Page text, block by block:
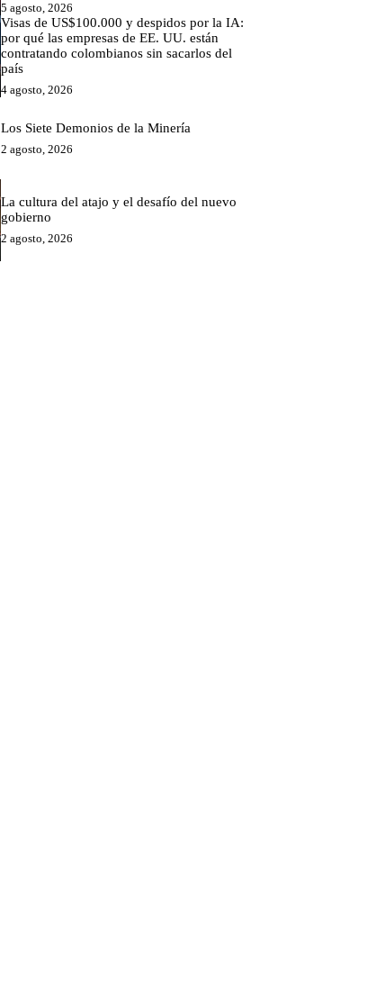
5 agosto, 2026
Visas de US$100.000 y despidos por la IA:
por qué las empresas de EE. UU. están
contratando colombianos sin sacarlos del
país
4 agosto, 2026
Los Siete Demonios de la Minería
2 agosto, 2026
La cultura del atajo y el desafío del nuevo
gobierno
2 agosto, 2026